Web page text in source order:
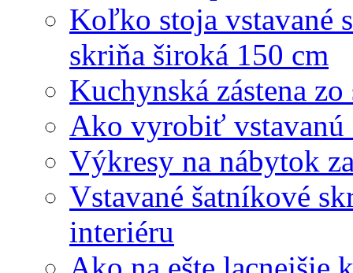
Koľko stoja vstavané
skriňa široká 150 cm
Kuchynská zástena zo
Ako vyrobiť vstavanú
Výkresy na nábytok
Vstavané šatníkové
interiéru